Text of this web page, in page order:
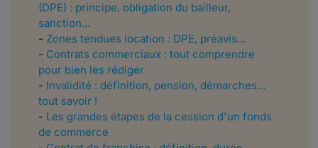
(DPE) : principe, obligation du bailleur,
sanction...
- Zones tendues location : DPE, préavis...
- Contrats commerciaux : tout comprendre
pour bien les rédiger
- Invalidité : définition, pension, démarches...
tout savoir !
- Les grandes étapes de la cession d'un fonds
de commerce